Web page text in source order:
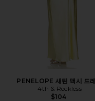
PENELOPE 새틴 맥시 드
4th & Reckless
$104